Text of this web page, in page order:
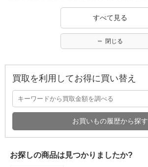
すべて見る
閉じる
買取を利用してお得に買い替え
お買いもの履歴から探す
お探しの商品は見つかりましたか?